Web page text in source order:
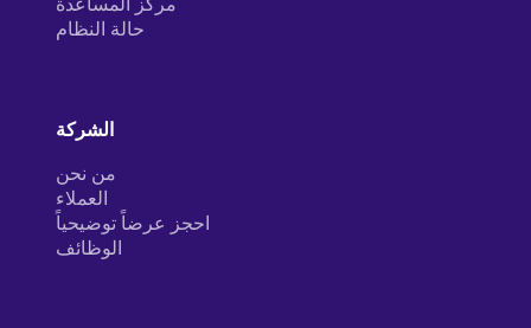
حالة النظام
الشركة
من نحن
العملاء
احجز عرضاً توضيحياً
الوظائف